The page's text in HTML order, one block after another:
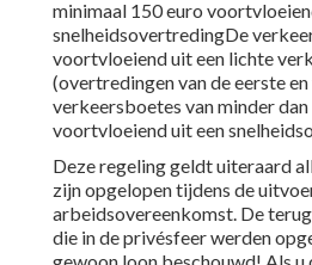
minimaal 150 euro
snelheidsovertredingDe
voortvloeiend uit een lichte
(overtredingen van de eerste
verkeersboetes van minder
voortvloeiend uit een
Deze regeling geldt uiteraard
zijn opgelopen tijdens de
arbeidsovereenkomst. De
die in de privésfeer werden